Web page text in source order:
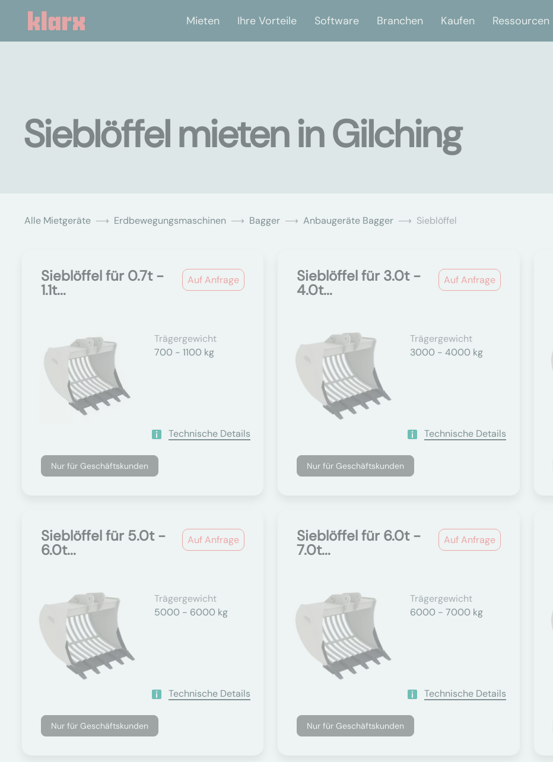
Mieten Ihre Vorteile Software Branchen Kaufen Ressourcen
Sieblöffel mieten in Gilching
Alle Mietgeräte Erdbewegungsmaschinen Bagger Anbaugeräte Bagger Sieblöffel
Auf Anfrage
Sieblöffel für 0.7t -
1.1t...
Trägergewicht
700 - 1100 kg
Technische Details
Nur für Geschäftskunden
Auf Anfrage
Sieblöffel für 3.0t -
4.0t...
Trägergewicht
3000 - 4000 kg
Technische Details
Nur für Geschäftskunden
Auf Anfrage
Sieblöffel für 5.0t -
6.0t...
Trägergewicht
5000 - 6000 kg
Technische Details
Nur für Geschäftskunden
Auf Anfrage
Sieblöffel für 6.0t -
7.0t...
Trägergewicht
6000 - 7000 kg
Technische Details
Nur für Geschäftskunden